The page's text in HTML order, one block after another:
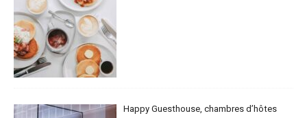
Happy Guesthouse, chambres d’hôtes